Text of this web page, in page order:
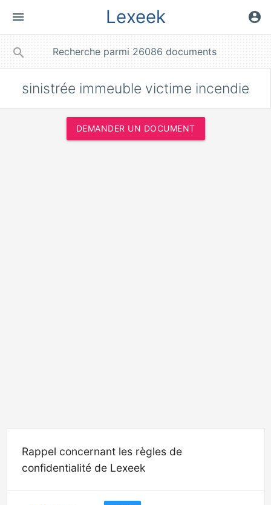
menu Lexeek account_circle
search
sinistrée immeuble victime incendie
DEMANDER UN DOCUMENT
Rappel concernant les règles de
confidentialité de Lexeek